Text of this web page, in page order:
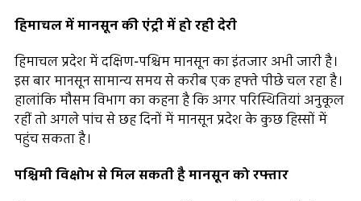
हिमाचल में मानसून की एंट्री में हो रही देरी
हिमाचल प्रदेश में दक्षिण-पश्चिम मानसून का इंतजार अभी जारी है।
इस बार मानसून सामान्य समय से करीब एक हफ्ते पीछे चल रहा है।
हालांकि मौसम विभाग का कहना है कि अगर परिस्थितियां अनुकूल
रहीं तो अगले पांच से छह दिनों में मानसून प्रदेश के कुछ हिस्सों में
पहुंच सकता है।
पश्चिमी विक्षोभ से मिल सकती है मानसून को रफ्तार